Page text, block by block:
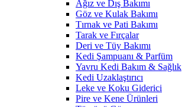
Ağız ve Dış Bakımı
Göz ve Kulak Bakımı
Tırnak ve Pati Bakımı
Tarak ve Fırçalar
Deri ve Tüy Bakımı
Kedi Şampuanı & Parfüm
Yavru Kedi Bakım & Sağlık
Kedi Uzaklaştırıcı
Leke ve Koku Giderici
Pire ve Kene Ürünleri